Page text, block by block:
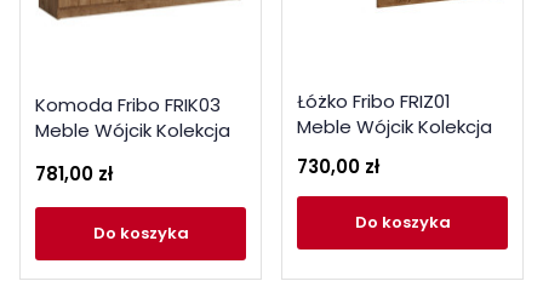
Komoda Fribo FRIK03
Meble Wójcik Kolekcja
781,00 zł
do koszyka
Łóżko Fribo FRIZ01
Meble Wójcik Kolekcja
730,00 zł
do koszyka